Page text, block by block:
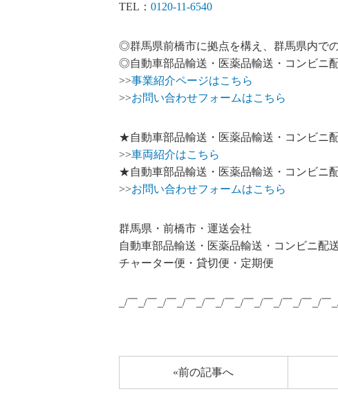
TEL： 0120-11-6540
◎群馬県前橋市に拠点を構え、群馬県内で
◎自動車部品輸送・医薬品輸送・コンビニ
>>事業紹介ページはこちら
>>お問い合わせフォームはこちら
★自動車部品輸送・医薬品輸送・コンビニ
>>車両紹介はこちら
★自動車部品輸送・医薬品輸送・コンビニ
>>お問い合わせフォームはこちら
群馬県・前橋市・運送会社
自動車部品輸送・医薬品輸送・コンビニ配
チャーター便・貸切便・定期便
_/￣_/￣_/￣_/￣_/￣_/￣_/￣_/￣_/￣_/￣_/￣
«前の記事へ